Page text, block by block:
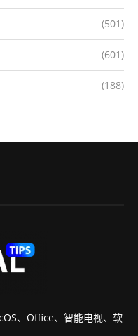
(501)
(601)
(188)
、Office、智能电视、软